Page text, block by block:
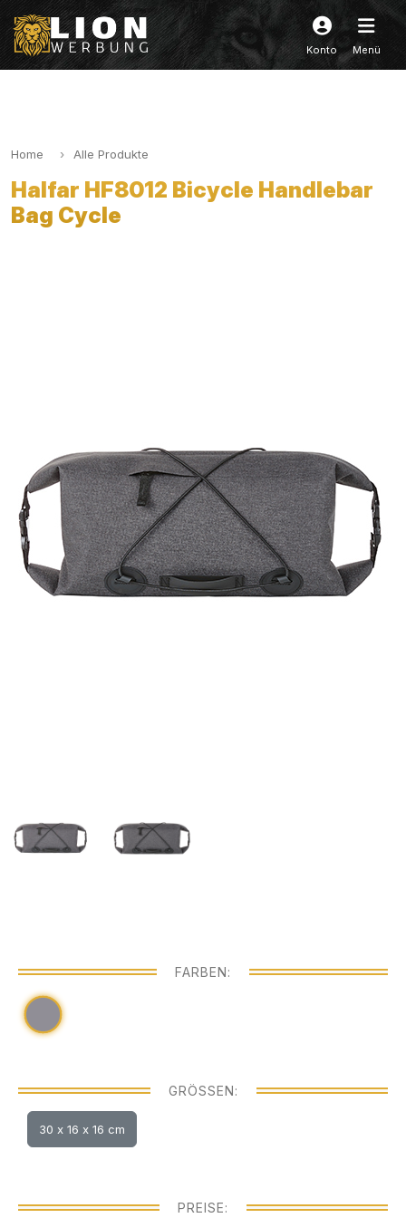
Konto Menü
Home Alle Produkte
Halfar HF8012 Bicycle Handlebar
Bag Cycle
FARBEN:
GRÖSSEN:
30 x 16 x 16 cm
PREISE: